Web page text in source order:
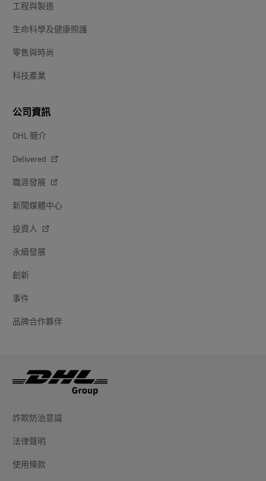
工程與製造
生命科學及健康照護
零售與時尚
科技產業
公司資訊
DHL 簡介
Delivered
職涯發展
新聞媒體中心
投資人
永續發展
創新
事件
品牌合作夥伴
詐欺防治意識
法律聲明
使用條款